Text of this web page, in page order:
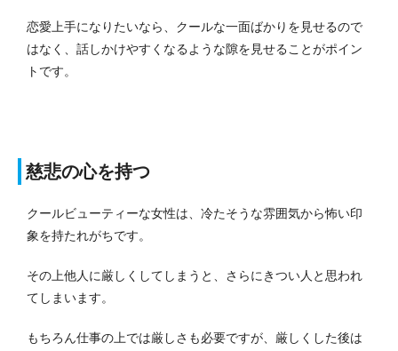
恋愛上手になりたいなら、クールな一面ばかりを見せるので
はなく、話しかけやすくなるような隙を見せることがポイン
トです。
慈悲の心を持つ
クールビューティーな女性は、冷たそうな雰囲気から怖い印
象を持たれがちです。
その上他人に厳しくしてしまうと、さらにきつい人と思われ
てしまいます。
もちろん仕事の上では厳しさも必要ですが、厳しくした後は